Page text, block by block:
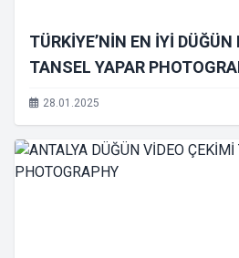
TÜRKİYE’NİN EN İYİ
TANSEL YAPAR
28.01.2025